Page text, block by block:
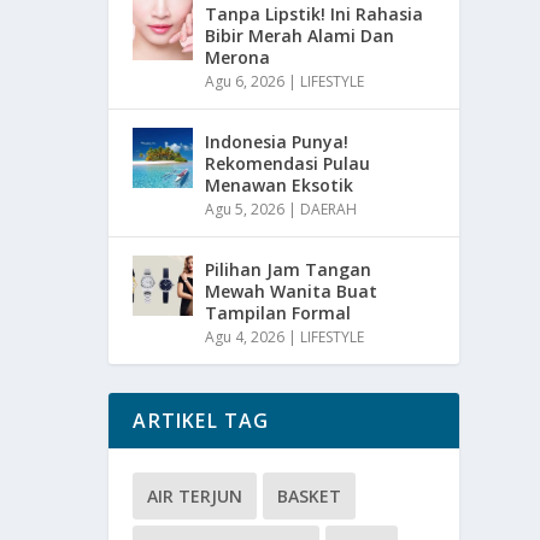
Tanpa Lipstik! Ini Rahasia
Bibir Merah Alami Dan
Merona
Agu 6, 2026 | LIFESTYLE
Indonesia Punya!
Rekomendasi Pulau
Menawan Eksotik
Agu 5, 2026 | DAERAH
Pilihan Jam Tangan
Mewah Wanita Buat
Tampilan Formal
Agu 4, 2026 | LIFESTYLE
ARTIKEL TAG
AIR TERJUN BASKET